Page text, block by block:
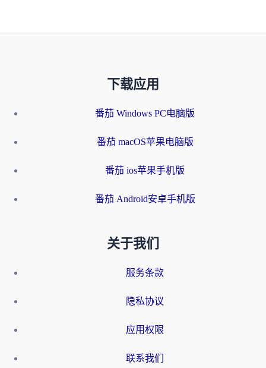
下载应用
番茄 Windows PC电脑版
番茄 macOS苹果电脑版
番茄 ios苹果手机版
番茄 Android安卓手机版
关于我们
服务条款
隐私协议
应用权限
联系我们